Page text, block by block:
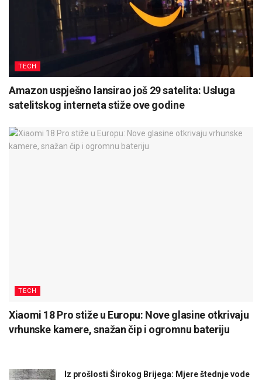
TECH
Amazon uspješno lansirao još 29 satelita: Usluga
satelitskog interneta stiže ove godine
TECH
Xiaomi 18 Pro stiže u Europu: Nove glasine otkrivaju
vrhunske kamere, snažan čip i ogromnu bateriju
Iz prošlosti Širokog Brijega: Mjere štednje vode